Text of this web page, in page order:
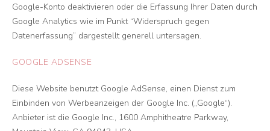
Google-Konto deaktivieren oder die Erfassung Ihrer Daten durch
Google Analytics wie im Punkt “Widerspruch gegen
Datenerfassung” dargestellt generell untersagen.
GOOGLE ADSENSE
Diese Website benutzt Google AdSense, einen Dienst zum
Einbinden von Werbeanzeigen der Google Inc. („Google“).
Anbieter ist die Google Inc., 1600 Amphitheatre Parkway,